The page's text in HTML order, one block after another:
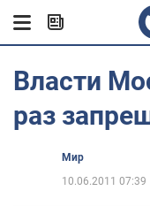
Власти
раз
Мир
10.06.2011 07:39